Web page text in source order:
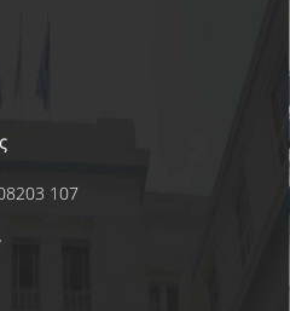
ΠΛΗΡΟΦΟΡΙΕΣ
107